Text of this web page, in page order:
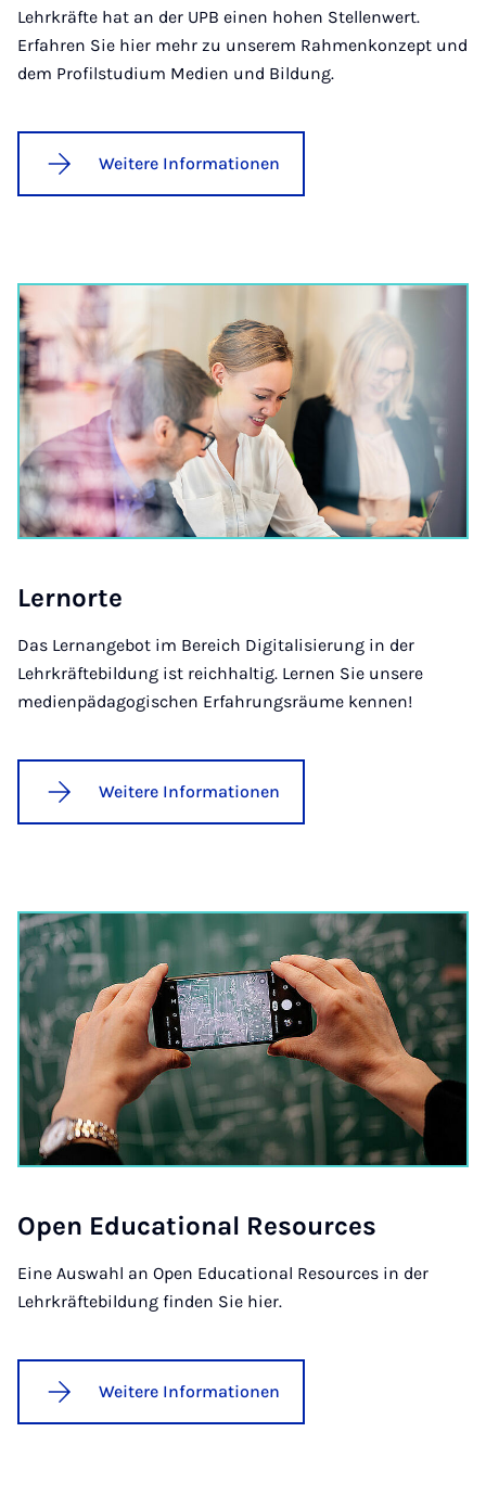
Lehrkräfte hat an der UPB einen hohen Stellenwert.
Erfahren Sie hier mehr zu unserem Rahmenkonzept und
dem Profilstudium Medien und Bildung.
Weitere Informationen
Lernorte
Das Lernangebot im Bereich Digitalisierung in der
Lehrkräftebildung ist reichhaltig. Lernen Sie unsere
medienpädagogischen Erfahrungsräume kennen!
Weitere Informationen
Open Edu­ca­tion­al Re­sources
Eine Auswahl an Open Educational Resources in der
Lehrkräftebildung finden Sie hier.
Weitere Informationen